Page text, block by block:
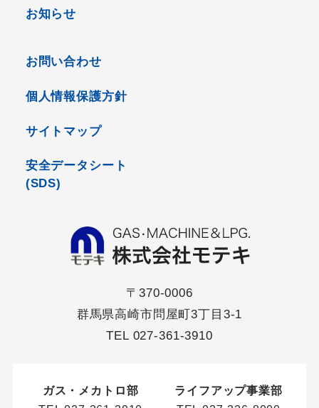
お知らせ
お問い合わせ
個人情報保護方針
サイトマップ
安全データシート
(SDS)
〒370-0006
群馬県高崎市問屋町3丁目3-1
TEL 027-361-3910
ガス・メカトロ部
ライフアップ事業部